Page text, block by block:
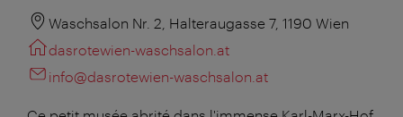
Waschsalon Nr. 2, Halteraugasse 7, 1190 Wien
dasrotewien-waschsalon.at
info@dasrotewien-waschsalon.at